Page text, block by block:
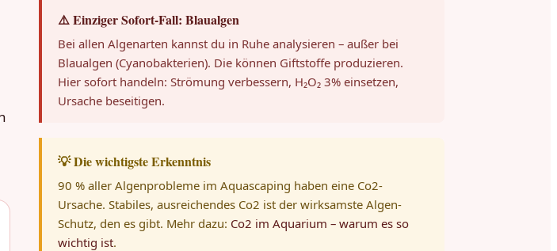
⚠️ Einziger Sofort-Fall: Blaualgen
Bei allen Algenarten kannst du in Ruhe analysieren – außer bei
Blaualgen (Cyanobakterien). Die können Giftstoffe produzieren.
Hier sofort handeln: Strömung verbessern, H₂O₂ 3% einsetzen,
Ursache beseitigen.
💡 Die wichtigste Erkenntnis
90 % aller Algenprobleme im Aquascaping haben eine Co2-
Ursache. Stabiles, ausreichendes Co2 ist der wirksamste Algen-
Schutz, den es gibt. Mehr dazu: Co2 im Aquarium – warum es so
wichtig ist.